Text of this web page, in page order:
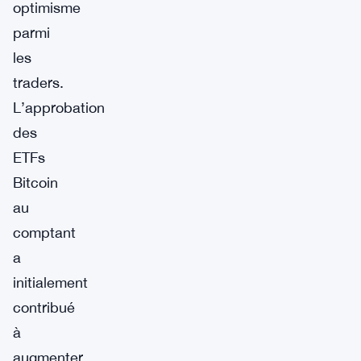
optimisme
parmi
les
traders.
L’approbation
des
ETFs
Bitcoin
au
comptant
a
initialement
contribué
à
augmenter